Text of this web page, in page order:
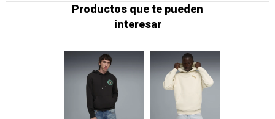
Productos que te pueden
interesar